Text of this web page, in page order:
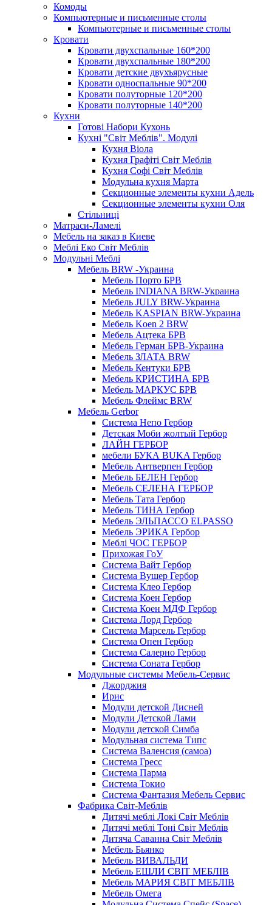
Комоды
Компьютерные и письменные столы
Компьютерные и письменные столы
Кровати
Кровати двухспальные 160*200
Кровати двухспальные 180*200
Кровати детские двухъярусные
Кровати односпальные 90*200
Кровати полуторные 120*200
Кровати полуторные 140*200
Кухни
Готові Набори Кухонь
Кухні "Світ Меблів". Модулі
Кухня Віола
Кухня Графіті Світ Меблів
Кухня Софі Світ Меблів
Модульна кухня Марта
Секционные элементы кухни Адель
Секционные элементы кухни Оля
Стільниці
Матраси-Ламелі
Мебель на заказ в Киеве
Меблі Еко Світ Меблів
Модульні Меблі
Мебель BRW -Украина
Мебель Порто БРВ
Мебель INDIANA BRW-Украина
Мебель JULY BRW-Украина
Мебель KASPIAN BRW-Украина
Мебель Koen 2 BRW
Мебель Ацтека БРВ
Мебель Герман БРВ-Украина
Мебель ЗЛАТА BRW
Мебель Кентуки БРВ
Мебель КРИСТИНА БРВ
Мебель МАРКУС БРВ
Мебель Флеймс BRW
Мебель Gerbor
Cистема Непо Гербор
Детская Моби жолтый Гербор
ЛАЙН ГЕРБОР
мебели БУКА BUKA Гербор
Мебель Антверпен Гербор
Мебель БЕЛЕН Гербор
Мебель СЕЛЕНА ГЕРБОР
Мебель Тата Гербор
Мебель ТИНА Гербор
Мебель ЭЛЬПАССО ELPASSO
Мебель ЭРИКА Гербор
Меблі ЧОС ГЕРБОР
Прихожая ГоУ
Система Вайт Гербор
Система Вушер Гербор
Система Клео Гербор
Система Коен Гербор
Система Коен МДФ Гербор
Система Лорд Гербор
Система Марсель Гербор
Система Опен Гербор
Система Салерно Гербор
Система Соната Гербор
Модульные системы Мебель-Сервис
Джорджия
Ирис
Модули детской Дисней
Модули Детской Лами
Модули детской Симба
Модульная система Типс
Система Валенсия (самоа)
Система Гресс
Система Парма
Система Токио
Система Фантазия Мебель Сервис
Фабрика Світ-Меблів
Дитячі меблі Локі Світ Меблів
Дитячі меблі Тоні Світ Меблів
Дитяча Саванна Світ Меблів
Мебель Бьянко
Мебель ВИВАЛЬДИ
Мебель ЕШЛИ СВІТ МЕБЛІВ
Мебель МАРИЯ СВІТ МЕБЛІВ
Мебель Омега